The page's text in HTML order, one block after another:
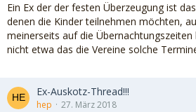
Ein Ex der der festen Überzeugung ist
denen die Kinder teilnehmen möchten,
meinerseits auf die
nicht etwa das die Vereine solche
Ex-Auskotz-Thread!!!
hep 27. März 2018